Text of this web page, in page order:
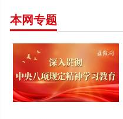
本网专题